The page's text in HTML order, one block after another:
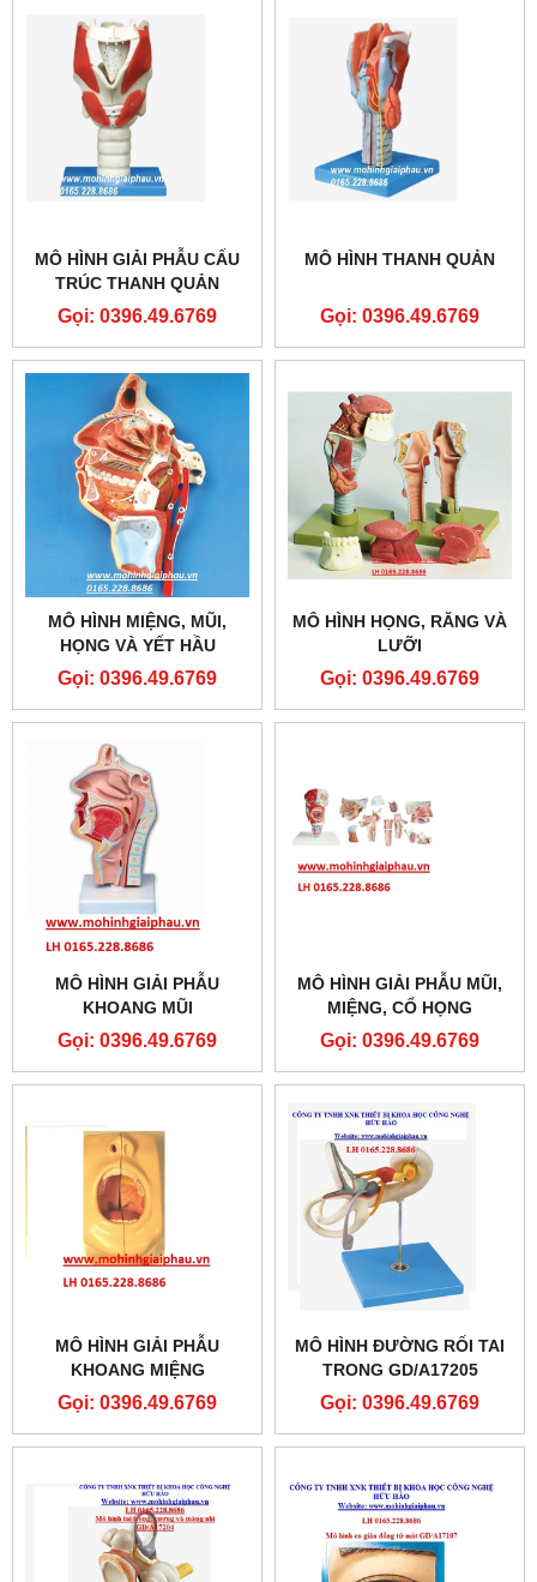
MÔ HÌNH GIẢI PHẪU CẤU
TRÚC THANH QUẢN
Gọi: 0396.49.6769
MÔ HÌNH THANH QUẢN
Gọi: 0396.49.6769
MÔ HÌNH MIỆNG, MŨI,
HỌNG VÀ YẾT HẦU
Gọi: 0396.49.6769
MÔ HÌNH HỌNG, RĂNG VÀ
LƯỠI
Gọi: 0396.49.6769
MÔ HÌNH GIẢI PHẪU
KHOANG MŨI
Gọi: 0396.49.6769
MÔ HÌNH GIẢI PHẪU MŨI,
MIỆNG, CỔ HỌNG
Gọi: 0396.49.6769
MÔ HÌNH GIẢI PHẪU
KHOANG MIỆNG
Gọi: 0396.49.6769
MÔ HÌNH ĐƯỜNG RỐI TAI
TRONG GD/A17205
Gọi: 0396.49.6769